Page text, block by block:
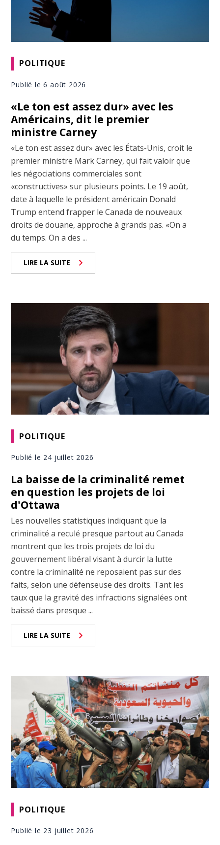
POLITIQUE
Publié le 6 août 2026
«Le ton est assez dur» avec les
Américains, dit le premier
ministre Carney
«Le ton est assez dur» avec les États-Unis, croit le
premier ministre Mark Carney, qui fait valoir que
les négociations commerciales sont
«constructives» sur plusieurs points. Le 19 août,
date à laquelle le président américain Donald
Trump entend frapper le Canada de nouveaux
droits de douane, approche à grands pas. «On a
du temps. On a des ...
LIRE LA SUITE
POLITIQUE
Publié le 24 juillet 2026
La baisse de la criminalité remet
en question les projets de loi
d'Ottawa
Les nouvelles statistiques indiquant que la
criminalité a reculé presque partout au Canada
montrent que les trois projets de loi du
gouvernement libéral visant à durcir la lutte
contre la criminalité ne reposaient pas sur des
faits, selon une défenseuse des droits. Tant les
taux que la gravité des infractions signalées ont
baissé dans presque ...
LIRE LA SUITE
POLITIQUE
Publié le 23 juillet 2026